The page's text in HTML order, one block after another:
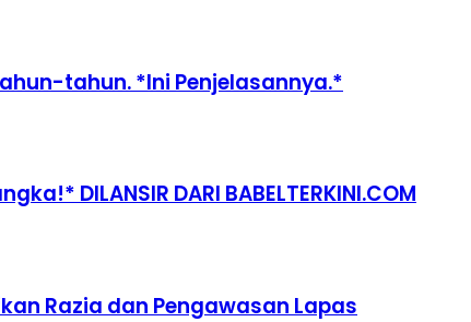
tahun. *Ini Penjelasannya.*
DILANSIR DARI BABELTERKINI.COM
Razia dan Pengawasan Lapas